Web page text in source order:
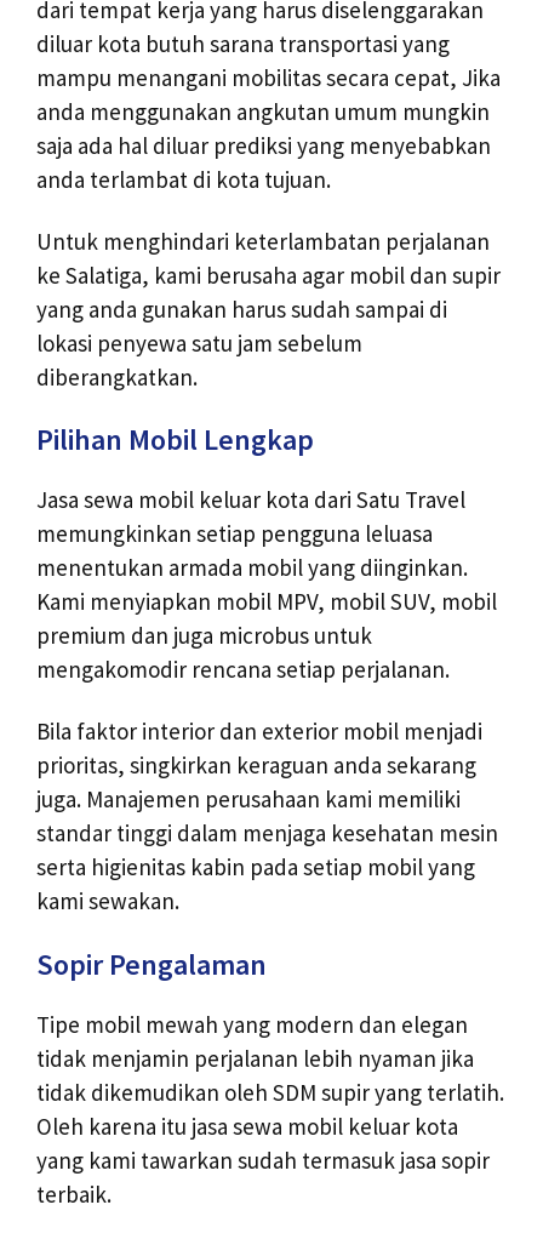
dari tempat kerja yang harus diselenggarakan
diluar kota butuh sarana transportasi yang
mampu menangani mobilitas secara cepat, Jika
anda menggunakan angkutan umum mungkin
saja ada hal diluar prediksi yang menyebabkan
anda terlambat di kota tujuan.
Untuk menghindari keterlambatan perjalanan
ke Salatiga, kami berusaha agar mobil dan supir
yang anda gunakan harus sudah sampai di
lokasi penyewa satu jam sebelum
diberangkatkan.
Pilihan Mobil Lengkap
Jasa sewa mobil keluar kota dari Satu Travel
memungkinkan setiap pengguna leluasa
menentukan armada mobil yang diinginkan.
Kami menyiapkan mobil MPV, mobil SUV, mobil
premium dan juga microbus untuk
mengakomodir rencana setiap perjalanan.
Bila faktor interior dan exterior mobil menjadi
prioritas, singkirkan keraguan anda sekarang
juga. Manajemen perusahaan kami memiliki
standar tinggi dalam menjaga kesehatan mesin
serta higienitas kabin pada setiap mobil yang
kami sewakan.
Sopir Pengalaman
Tipe mobil mewah yang modern dan elegan
tidak menjamin perjalanan lebih nyaman jika
tidak dikemudikan oleh SDM supir yang terlatih.
Oleh karena itu jasa sewa mobil keluar kota
yang kami tawarkan sudah termasuk jasa sopir
terbaik.